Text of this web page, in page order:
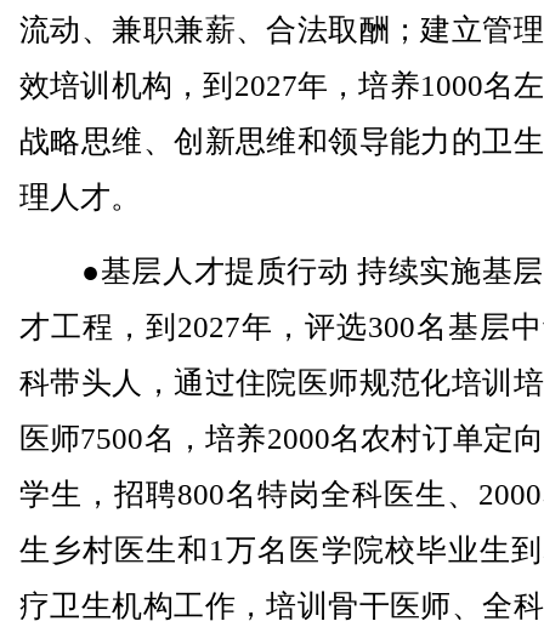
流动、兼职兼薪、合法取酬；建立管
效培训机构，到2027年，培养1000名
战略思维、创新思维和领导能力的卫
理人才。
●基层人才提质行动 持续实施基层
才工程，到2027年，评选300名基层
科带头人，通过住院医师规范化培训
医师7500名，培养2000名农村订单定
学生，招聘800名特岗全科医生、
生乡村医生和1万名医学院校毕业生
疗卫生机构工作，培训骨干医师、全